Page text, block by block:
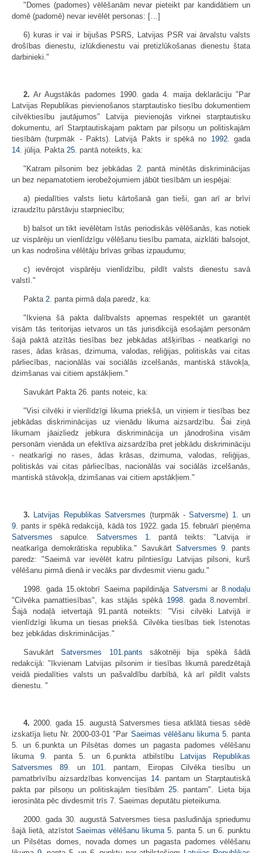
"Domes (padomes) vēlēšanām nevar pieteikt par kandidātiem un
domē (padomē) nevar ievēlēt personas: […]
6) kuras ir vai ir bijušas PSRS, Latvijas PSR vai ārvalstu valsts
drošības dienestu, izlūkdienestu vai pretizlūkošanas dienestu štata
darbinieki."
2. Ar Augstākās padomes 1990. gada 4. maija deklarāciju "Par
Latvijas Republikas pievienošanos starptautisko tiesību dokumentiem
cilvēktiesību jautājumos" Latvija pievienojās virknei starptautisku
dokumentu, arī Starptautiskajam paktam par pilsoņu un politiskajām
tiesībām (turpmāk - Pakts). Latvijā Pakts ir spēkā no 1992. gada
14. jūlija. Pakta 25. pantā noteikts, ka:
"Katram pilsonim bez jebkādas 2. pantā minētās diskriminācijas
un bez nepamatotiem ierobežojumiem jābūt tiesībām un iespējai:
a) piedalīties valsts lietu kārtošanā gan tieši, gan arī ar brīvi
izraudzītu pārstāvju starpniecību;
b) balsot un tikt ievēlētam īstās periodiskās vēlēšanās, kas notiek
uz vispārēju un vienlīdzīgu vēlēšanu tiesību pamata, aizklāti balsojot,
un kas nodrošina vēlētāju brīvas gribas izpaudumu;
c) ievērojot vispārēju vienlīdzību, pildīt valsts dienestu savā
valstī."
Pakta 2. panta pirmā daļa paredz, ka:
"Ikviena šā pakta dalībvalsts apņemas respektēt un garantēt
visām tās teritorijas ietvaros un tās jurisdikcijā esošajām personām
šajā paktā atzītās tiesības bez jebkādas atšķirības - neatkarīgi no
rases, ādas krāsas, dzimuma, valodas, reliģijas, politiskās vai citas
pārliecības, nacionālās vai sociālās izcelšanās, mantiskā stāvokļa,
dzimšanas vai citiem apstākļiem."
Savukārt Pakta 26. pants noteic, ka:
"Visi cilvēki ir vienlīdzīgi likuma priekšā, un viņiem ir tiesības bez
jebkādas diskriminācijas uz vienādu likuma aizsardzību. Šai ziņā
likumam jāaizliedz jebkura diskriminācija un jānodrošina visām
personām vienāda un efektīva aizsardzība pret jebkādu diskrimināciju
- neatkarīgi no rases, ādas krāsas, dzimuma, valodas, reliģijas,
politiskās vai citas pārliecības, nacionālās vai sociālās izcelšanās,
mantiskā stāvokļa, dzimšanas vai citiem apstākļiem."
3. Latvijas Republikas Satversmes (turpmāk -Satversme) 1. un
9. pants ir spēkā redakcijā, kādā tos 1922. gada 15. februārī pieņēma
Satversmes sapulce. Satversmes 1. pantā teikts: "Latvija ir
neatkarīga demokrātiska republika." Savukārt Satversmes 9. pants
paredz: "Saeimā var ievēlēt katru pilntiesīgu Latvijas pilsoni, kurš
vēlēšanu pirmā dienā ir vecāks par divdesmit vienu gadu."
1998. gada 15.oktobrī Saeima papildināja Satversmi ar8.nodaļu
"Cilvēka pamattiesības", kas stājās spēkā 1998. gada 8.novembrī.
Šajā nodaļā ietvertajā 91.pantā noteikts: "Visi cilvēki Latvijā ir
vienlīdzīgi likuma un tiesas priekšā. Cilvēka tiesības tiek īstenotas
bez jebkādas diskriminācijas."
SavukārtSatversmes 101.pants sākotnēji bija spēkā šādā
redakcijā: "Ikvienam Latvijas pilsonim ir tiesības likumā paredzētajā
veidā piedalīties valsts un pašvaldību darbībā, kā arī pildīt valsts
dienestu. "
4. 2000. gada 15. augustā Satversmes tiesa atklātā tiesas sēdē
izskatīja lietu Nr. 2000-03-01 "Par Saeimas vēlēšanu likuma 5. panta
5. un 6.punkta un Pilsētas domes un pagasta padomes vēlēšanu
likuma9. panta 5. un 6.punkta atbilstību
Latvijas Republikas
Satversmes
89. un 101. pantam, Eiropas Cilvēka tiesību un
pamatbrīvību aizsardzības konvencijas 14. pantam un Starptautiskā
pakta par pilsoņu un politiskajām tiesībām 25. pantam". Lieta bija
ierosināta pēc divdesmit trīs 7. Saeimas deputātu pieteikuma.
2000. gada 30. augustā Satversmes tiesa pasludināja spriedumu
šajā lietā, atzīstotSaeimas vēlēšanu likuma 5. panta 5. un 6. punktu
un Pilsētas domes, novada domes un pagasta padomes vēlēšanu